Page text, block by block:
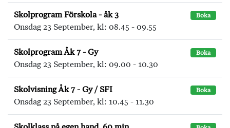
Skolprogram Förskola - åk 3 Boka
Onsdag 23 September, kl: 08.45 - 09.55
Skolprogram Åk 7 - Gy Boka
Onsdag 23 September, kl: 09.00 - 10.30
Skolvisning Åk 7 - Gy / SFI Boka
Onsdag 23 September, kl: 10.45 - 11.30